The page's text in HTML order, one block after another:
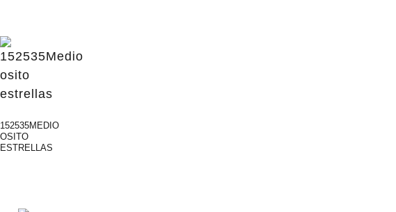
152535MEDIO
OSITO
ESTRELLAS